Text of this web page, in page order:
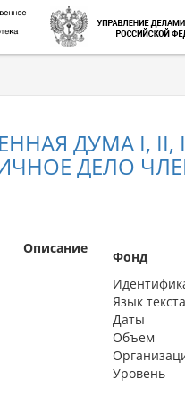
ДУМА I,
ДЕЛО
Описание
Фонд
Язык текста
Даты
Объем
Уровень